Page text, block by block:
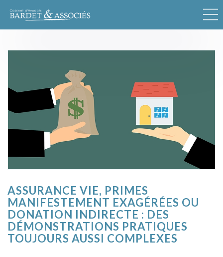
ASSURANCE VIE, PRIMES
MANIFESTEMENT EXAGÉRÉES OU
DONATION INDIRECTE : DES
DÉMONSTRATIONS PRATIQUES
TOUJOURS AUSSI COMPLEXES